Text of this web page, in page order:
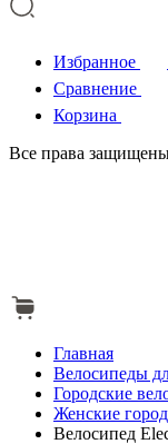
Избранное
Сравнение
Корзина
Все права
Главная
Велосипеды
Городские
Женские
Велосипед